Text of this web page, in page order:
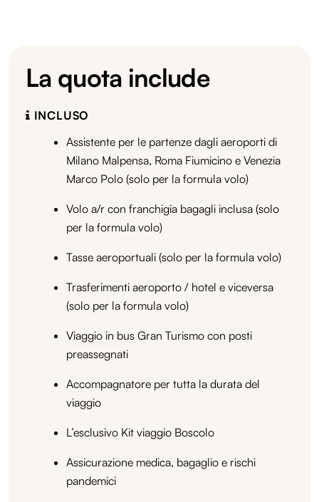
La quota include
INCLUSO
Assistente per le partenze dagli aeroporti di
Milano Malpensa, Roma Fiumicino e Venezia
Marco Polo (solo per la formula volo)
Volo a/r con franchigia bagagli inclusa (solo
per la formula volo)
Tasse aeroportuali (solo per la formula volo)
Trasferimenti aeroporto / hotel e viceversa
(solo per la formula volo)
Viaggio in bus Gran Turismo con posti
preassegnati
Accompagnatore per tutta la durata del
viaggio
L’esclusivo Kit viaggio Boscolo
Assicurazione medica, bagaglio e rischi
pandemici